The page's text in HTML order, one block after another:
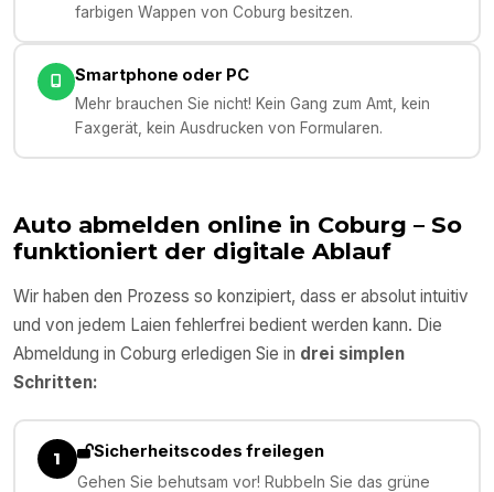
farbigen Wappen von Coburg besitzen.
Smartphone oder PC
Mehr brauchen Sie nicht! Kein Gang zum Amt, kein
Faxgerät, kein Ausdrucken von Formularen.
Auto abmelden online in Coburg – So
funktioniert der digitale Ablauf
Wir haben den Prozess so konzipiert, dass er absolut intuitiv
und von jedem Laien fehlerfrei bedient werden kann. Die
Abmeldung in Coburg erledigen Sie in drei simplen
Schritten:
1 Sicherheitscodes freilegen
Gehen Sie behutsam vor! Rubbeln Sie das grüne